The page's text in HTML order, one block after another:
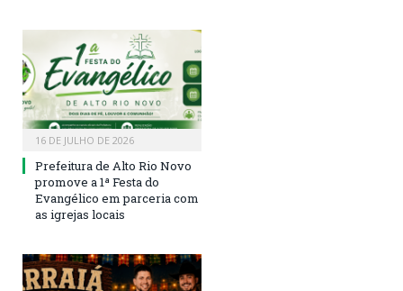
16 DE JULHO DE 2026
Prefeitura de Alto Rio Novo
promove a 1ª Festa do
Evangélico em parceria com
as igrejas locais